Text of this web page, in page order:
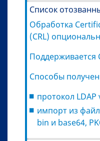
Список
Обработка
(CRL)
Поддерживается
Способы
протокол LDAP
импорт из
bin и base64,